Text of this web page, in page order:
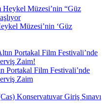
Müzesi’nin ‘Güz
Portakal Film Festivali’nde
Zaim